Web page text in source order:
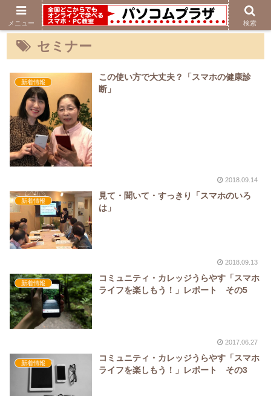
セミナー
新着情報
この使い方で大丈夫？「スマホの健康診
断」
2018.09.14
新着情報
見て・聞いて・すっきり「スマホのいろ
は」
2018.09.13
新着情報
コミュニティ・カレッジうらやす「スマホ
ライフを楽しもう！」レポート その5
2017.06.27
新着情報
コミュニティ・カレッジうらやす「スマホ
ライフを楽しもう！」レポート その3
メニュー 検索